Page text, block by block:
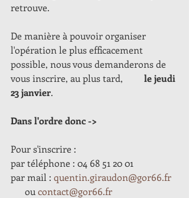
retrouve.
De manière à pouvoir organiser
l'opération le plus efficacement
possible, nous vous demanderons de
vous inscrire, au plus tard, le jeudi
23 janvier.
Dans l'ordre donc ->
Pour s'inscrire :
par téléphone : 04 68 51 20 01
par mail : quentin.giraudon@gor66.fr
      ou
contact@gor66.fr